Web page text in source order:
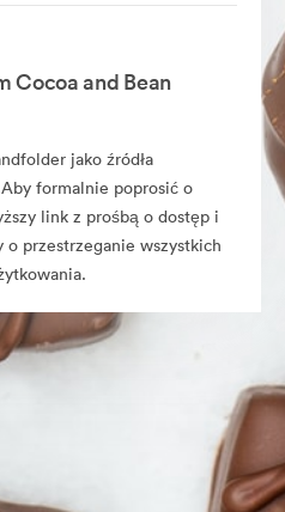
Cocoa and Bean
jako źródła
formalnie poprosić o
link z prośbą o dostęp i
o przestrzeganie wszystkich